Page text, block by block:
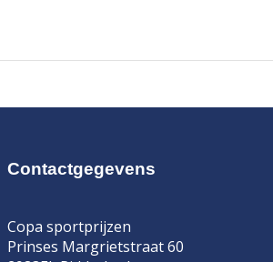
Contactgegevens
Copa sportprijzen
Prinses Margrietstraat 60